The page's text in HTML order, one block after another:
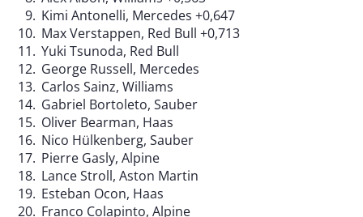
Kimi Antonelli, Mercedes +0,647
Max Verstappen, Red Bull +0,713
Yuki Tsunoda, Red Bull
George Russell, Mercedes
Carlos Sainz, Williams
Gabriel Bortoleto, Sauber
Oliver Bearman, Haas
Nico Hülkenberg, Sauber
Pierre Gasly, Alpine
Lance Stroll, Aston Martin
Esteban Ocon, Haas
Franco Colapinto, Alpine